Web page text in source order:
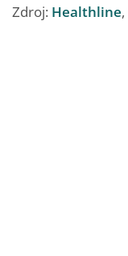
Zdroj: Healthline,